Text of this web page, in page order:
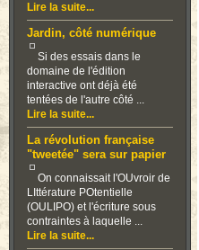
Lire la suite...
Jardin, côté numérique
Si des essais dans le
domaine de l'édition
interactive ont déjà été
tentées de l'autre côté ...
Lire la suite...
La révolution française
"tweetée" sera sur papier
On connaissait l'OUvroir de
LIttérature POtentielle
(OULIPO) et l'écriture sous
contraintes à laquelle ...
Lire la suite...